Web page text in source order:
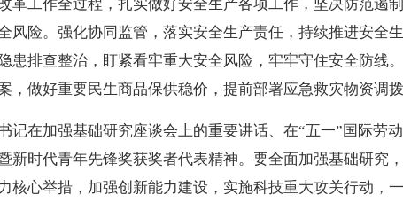
革工作全过程，扎实做好安全生产各项工作，坚决防范遏
风险。强化协同监管，落实安全生产责任，持续推进安全
患排查整治，盯紧看牢重大安全风险，牢牢守住安全防线
，做好重要民生商品保供稳价，提前部署应急救灾物资调
记在加强基础研究座谈会上的重要讲话、在“五一”国际劳
新时代青年先锋奖获奖者代表精神。要全面加强基础研究
核心举措，加强创新能力建设，实施科技重大攻关行动，